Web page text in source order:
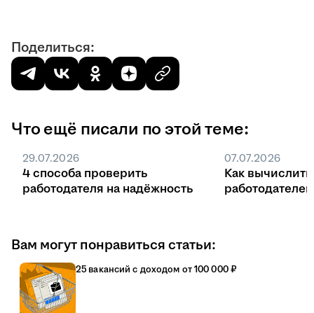
Поделиться:
Что ещё писали по этой теме:
29.07.2026
4 способа проверить
работодателя на надёжность
07.07.2026
Как вычислить
Вам могут понравиться статьи:
25 вакансий с доходом от 100 000 ₽